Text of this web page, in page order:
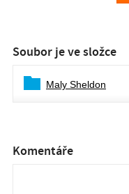
Soubor je ve složce
Maly Sheldon
Komentáře